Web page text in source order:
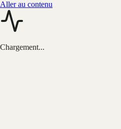
Aller au contenu
Chargement...